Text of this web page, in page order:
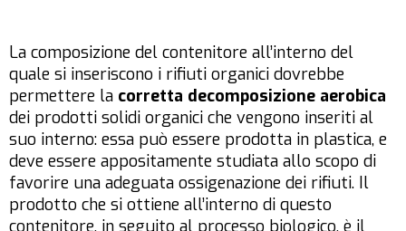
La composizione del contenitore all’interno del
quale si inseriscono i rifiuti organici dovrebbe
permettere la corretta decomposizione aerobica
dei prodotti solidi organici che vengono inseriti al
suo interno: essa può essere prodotta in plastica, e
deve essere appositamente studiata allo scopo di
favorire una adeguata ossigenazione dei rifiuti. Il
prodotto che si ottiene all’interno di questo
contenitore, in seguito al processo biologico, è il